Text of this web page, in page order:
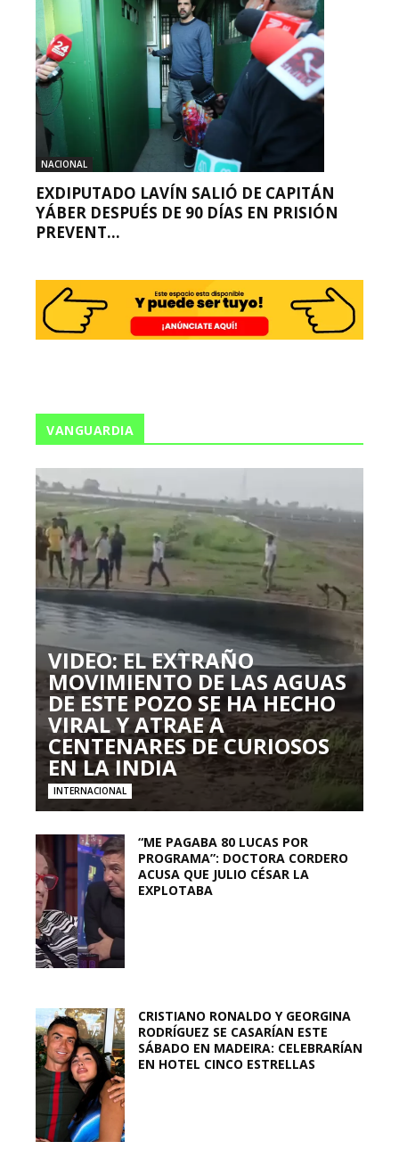
NACIONAL
EXDIPUTADO LAVÍN SALIÓ DE CAPITÁN
YÁBER DESPUÉS DE 90 DÍAS EN PRISIÓN
PREVENT...
VANGUARDIA
VIDEO: EL EXTRAÑO
MOVIMIENTO DE LAS AGUAS
DE ESTE POZO SE HA HECHO
VIRAL Y ATRAE A
CENTENARES DE CURIOSOS
EN LA INDIA
INTERNACIONAL
“ME PAGABA 80 LUCAS POR
PROGRAMA”: DOCTORA CORDERO
ACUSA QUE JULIO CÉSAR LA
EXPLOTABA
CRISTIANO RONALDO Y GEORGINA
RODRÍGUEZ SE CASARÍAN ESTE
SÁBADO EN MADEIRA: CELEBRARÍAN
EN HOTEL CINCO ESTRELLAS